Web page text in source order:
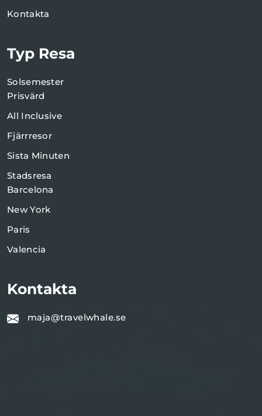
Kontakta
Typ Resa
Solsemester
Prisvärd
All Inclusive
Fjärrresor
Sista Minuten
Stadsresa
Barcelona
New York
Paris
Valencia
Kontakta
maja@travelwhale.se